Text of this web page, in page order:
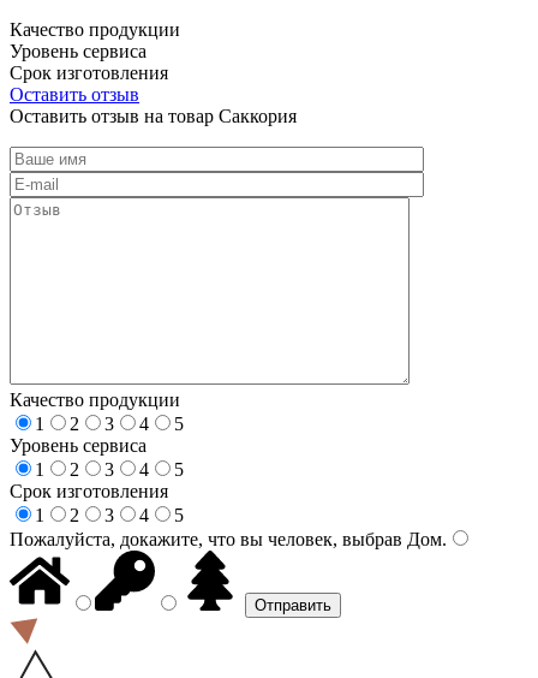
Качество продукции
Уровень сервиса
Срок изготовления
Оставить отзыв
Оставить отзыв на товар Саккория
Качество продукции
1
2 3 4
5
Уровень сервиса
1
2 3 4
5
Срок изготовления
1
2 3 4
5
Пожалуйста, докажите, что вы человек, выбрав Дом.